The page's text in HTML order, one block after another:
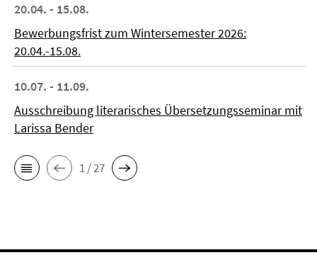
20.04. - 15.08.
Bewerbungsfrist zum Wintersemester 2026:
20.04.-15.08.
10.07. - 11.09.
Ausschreibung literarisches Übersetzungsseminar mit
Larissa Bender
1 / 27